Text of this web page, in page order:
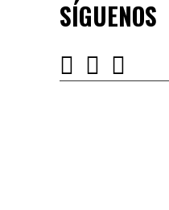
SÍGUENOS